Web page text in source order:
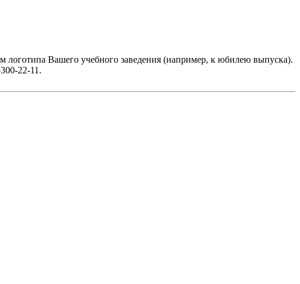
Вашего учебного заведения (например, к юбилею выпуска).
22-11.